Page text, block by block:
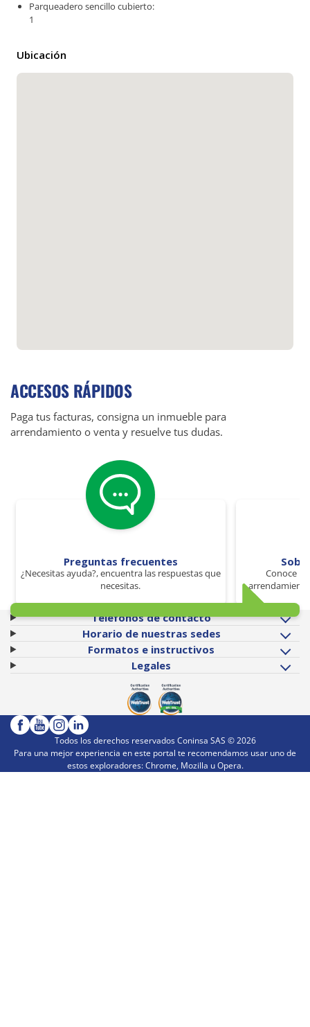
Parqueadero sencillo cubierto:
1
Ubicación
ACCESOS RÁPIDOS
Paga tus facturas, consigna un inmueble para
arrendamiento o venta y resuelve tus dudas.
Preguntas frecuentes
¿Necesitas ayuda?, encuentra las respuestas que
necesitas.
Conoce
Teléfonos de contacto
Horario de nuestras sedes
Formatos e instructivos
Legales
Todos los derechos reservados Coninsa SAS ©2026
Para una mejor experiencia en este portal te recomendamos usar uno de
estos exploradores: Chrome, Mozilla u Opera.